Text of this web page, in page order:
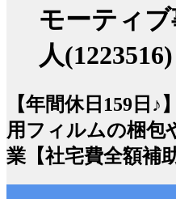
モーティ
人(1223516)
【年間休日159日
用フィルムの梱包
業【社宅費全額補